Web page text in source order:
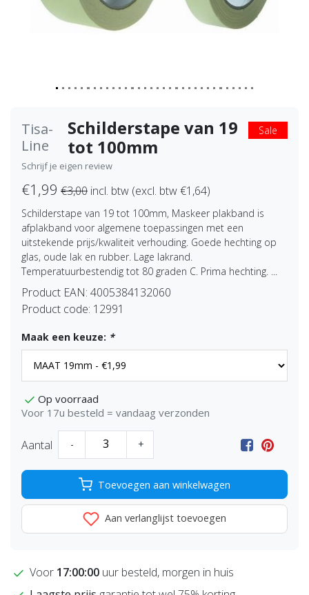
Tisa-
Line
Schilderstape van 19
tot 100mm
Sale
Schrijf je eigen review
€1,99 €3,00 incl. btw (excl. btw €1,64)
Schilderstape van 19 tot 100mm, Maskeer plakband is
afplakband voor algemene toepassingen met een
uitstekende prijs/kwaliteit verhouding. Goede hechting op
glas, oude lak en rubber. Lage lakrand.
Temperatuurbestendig tot 80 graden C. Prima hechting. ...
Product EAN: 4005384132060
Product code: 12991
Maak een keuze: *
Op voorraad
Voor 17u besteld = vandaag verzonden
Aantal - +
Toevoegen aan winkelwagen
Aan verlanglijst toevoegen
Voor 17:00:00 uur besteld, morgen in huis